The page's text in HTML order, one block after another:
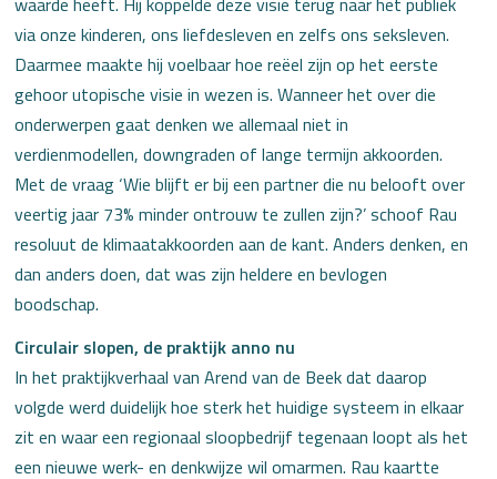
via onze kinderen, ons liefdesleven en zelfs ons seksleven.
Daarmee maakte hij voelbaar hoe reëel zijn op het eerste
gehoor utopische visie in wezen is. Wanneer het over die
onderwerpen gaat denken we allemaal niet in
verdienmodellen, downgraden of lange termijn akkoorden.
Met de vraag ‘Wie blijft er bij een partner die nu belooft over
veertig jaar 73% minder ontrouw te zullen zijn?’ schoof Rau
resoluut de klimaatakkoorden aan de kant. Anders denken, en
dan anders doen, dat was zijn heldere en bevlogen
boodschap.
Circulair slopen, de praktijk anno nu
In het praktijkverhaal van Arend van de Beek dat daarop
volgde werd duidelijk hoe sterk het huidige systeem in elkaar
zit en waar een regionaal sloopbedrijf tegenaan loopt als het
een nieuwe werk- en denkwijze wil omarmen. Rau kaartte